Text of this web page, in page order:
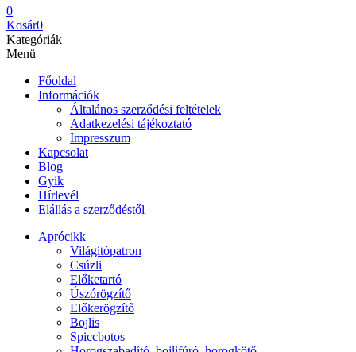
0
Kosár0
Kategóriák
Menü
Főoldal
Információk
Általános szerződési feltételek
Adatkezelési tájékoztató
Impresszum
Kapcsolat
Blog
Gyik
Hírlevél
Elállás a szerződéstől
Aprócikk
Világítópatron
Csúzli
Előketartó
Úszórögzítő
Előkerögzítő
Bojlis
Spiccbotos